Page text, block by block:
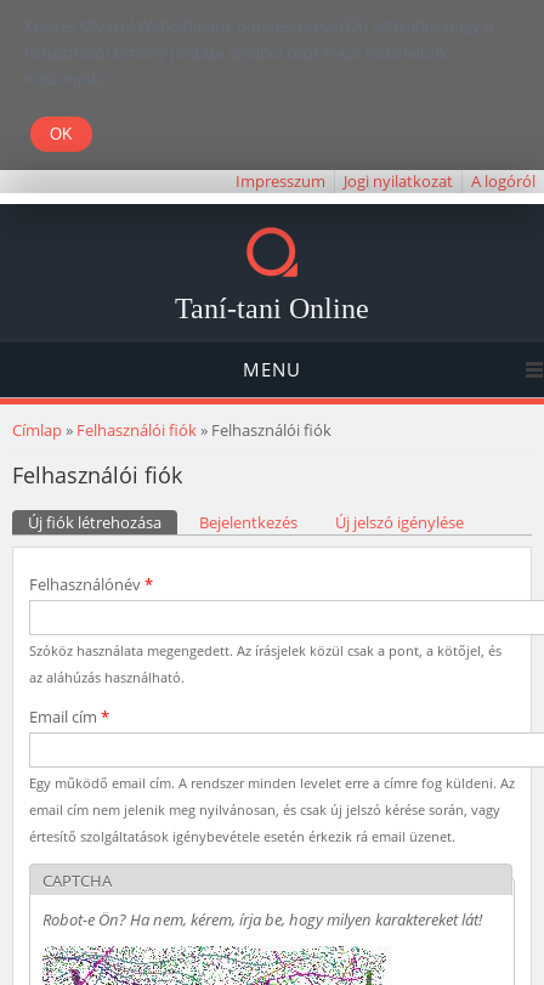
Kedves Olvasó! Weboldalunk böngészésével Ön elfogadja, hogy a
felhasználói élmény javítása céljából cookie-kat használunk.
Köszönjük!
Impresszum Jogi nyilatkozat A logóról
Taní-tani Online
MENU
Jelenlegi hely
Címlap» Felhasználói fiók» Felhasználói fiók
Felhasználói fiók
Elsődleges fülek
Új fiók létrehozása (aktív fül)Bejelentkezés Új jelszó igénylése
Felhasználónév*
Szóköz használata megengedett. Az írásjelek közül csak a pont, a kötőjel, és
az aláhúzás használható.
Email cím *
Egy működő email cím. A rendszer minden levelet erre a címre fog küldeni. Az
email cím nem jelenik meg nyilvánosan, és csak új jelszó kérése során, vagy
értesítő szolgáltatások igénybevétele esetén érkezik rá email üzenet.
CAPTCHA
Robot-e Ön? Ha nem, kérem, írja be, hogy milyen karaktereket lát!